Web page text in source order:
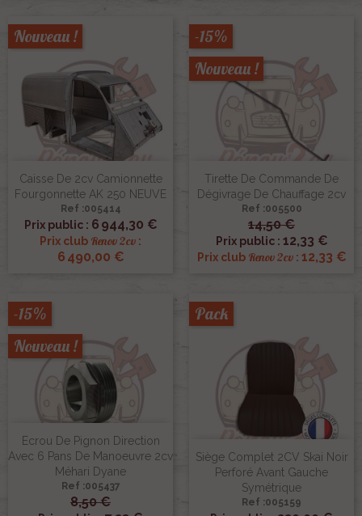
Caisse De 2cv Camionnette
Fourgonnette AK 250 NEUVE
Ref :005414
Prix public : 6 944,30 €
Prix club Renov 2cv :
6 490,00 €
Nouveau !
Tirette De Commande De
Dégivrage De Chauffage 2cv
Ref :005500
14,50 €
Prix public : 12,33 €
Prix club Renov 2cv: 12,33 €
-15%
Nouveau !
Ecrou De Pignon Direction
Avec 6 Pans De Manoeuvre 2cv
Méhari Dyane
Ref :005437
8,50 €
-15%
Nouveau !
Siège Complet 2CV Skai Noir
Perforé Avant Gauche
Symétrique
Ref :005159
Pack